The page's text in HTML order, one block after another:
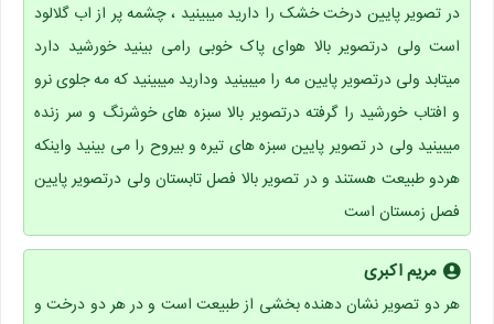
در تصویر پایین درخت خشک را دارید میبینید ، چشمه پر از اب گلالود
است ولی درتصویر بالا هوای پاک خوبی رامی بینید خورشید دارد
میتابد ولی درتصویر پایین مه را میبینید ودارید میبینید که مه جلوی نرو
و افتاب خورشید را گرفته درتصویر بالا سبزه های خوشرنگ و سر زنده
میبینید ولی در تصویر پایین سبزه های تیره و بیروح را می بینید واینکه
هردو طبیعت هستند و در تصویر بالا فصل تابستان ولی درتصویر پایین
فصل زمستان است
مریم اکبری
هر دو تصویر نشان دهنده بخشی از طبیعت است و در هر دو درخت و